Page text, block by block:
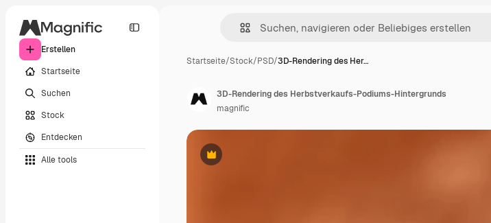
Erstellen
Startseite
Suchen
Stock
Entdecken
Alle tools
Startseite/Stock/PSD/3D-Rendering des Her…
Premium
3D-Rendering des Herbstverkaufs-Podiums-Hintergrunds
magnific